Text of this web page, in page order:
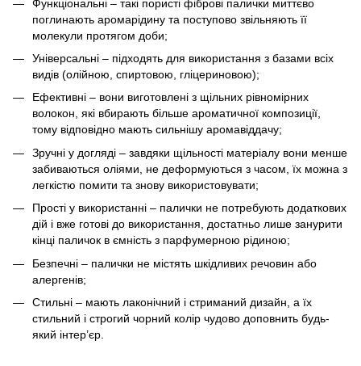
Функціональні – такі пористі фіброві палички миттєво
поглинають аромарідину та поступово звільняють її
молекули протягом доби;
Універсальні – підходять для використання з базами всіх
видів (олійною, спиртовою, гліцериновою);
Ефективні – вони виготовлені з щільних рівномірних
волокон, які вбирають більше ароматичної композиції,
тому відповідно мають сильнішу аромавіддачу;
Зручні у догляді – завдяки щільності матеріалу вони менше
забиваються оліями, не деформуються з часом, їх можна з
легкістю помити та знову використовувати;
Прості у використанні – палички не потребують додаткових
дій і вже готові до використання, достатньо лише занурити
кінці паличок в ємність з парфумерною рідиною;
Безпечні – палички не містять шкідливих речовин або
алергенів;
Стильні – мають лаконічний і стриманий дизайн, а їх
стильний і строгий чорний колір чудово доповнить будь-
який інтер’єр.